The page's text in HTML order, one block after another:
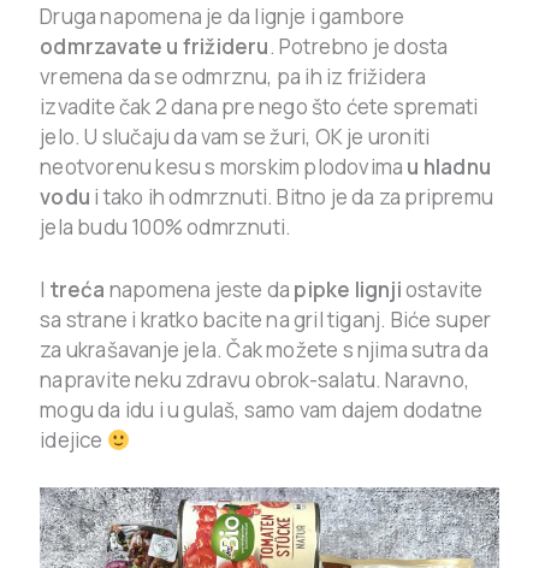
Druga napomena je da lignje i gambore
odmrzavate u frižideru. Potrebno je dosta
vremena da se odmrznu, pa ih iz frižidera
izvadite čak 2 dana pre nego što ćete spremati
jelo. U slučaju da vam se žuri, OK je uroniti
neotvorenu kesu s morskim plodovima u hladnu
vodu i tako ih odmrznuti. Bitno je da za pripremu
jela budu 100% odmrznuti.
I treća napomena jeste da pipke lignjiostavite
sa strane i kratko bacite na gril tiganj. Biće super
za ukrašavanje jela. Čak možete s njima sutra da
napravite neku zdravu obrok-salatu. Naravno,
mogu da idu i u gulaš, samo vam dajem dodatne
idejice